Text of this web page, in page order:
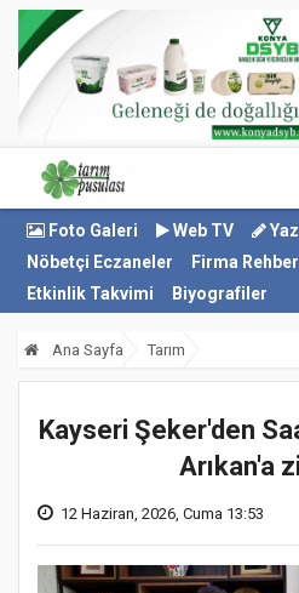
Foto Galeri Web TV
Nöbetçi Eczaneler
Firma
Etkinlik Takvimi
Biyografiler
Ana Sayfa Tarım
Kayseri Şeker'den
Arıkan'a
12 Haziran, 2026, Cuma 13:53